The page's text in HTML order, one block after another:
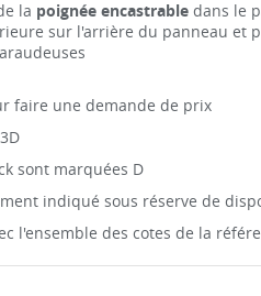
la poignée encastrable dans le
sur l'arrière du panneau et
faire une demande de prix
sont marquées D
indiqué sous réserve de
l'ensemble des cotes de la